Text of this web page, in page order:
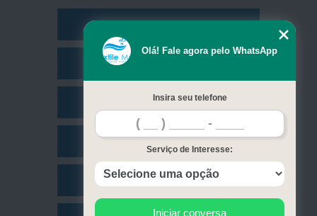
Missão
Contato
Olá! Fale agora pelo WhatsApp
Insira seu telefone
Serviço de Interesse:
Iniciar conversa